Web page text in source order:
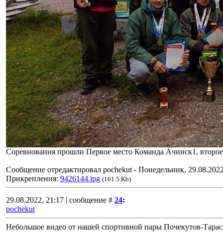
Соревнования прошли Первое место Команда Ачинск1,
Сообщение отредактировал pochekut - Понедельник,
Прикрепления: 9426144.jpg (161.5 Kb)
29.08.2022, 21:17 | сообщение # 24:
pochekut
Небольшое видео от нашей спортивной пары Почекутов-